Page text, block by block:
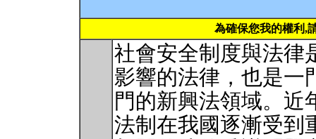
為確保您我的權利,
社會安全制度與法律
影響的法律，也是一
門的新興法領域。近
法制在我國逐漸受到